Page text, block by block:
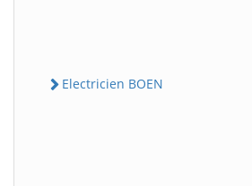
Electricien BOEN